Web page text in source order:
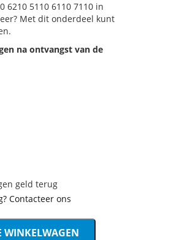
6210 5110 6110 7110 in
Met dit onderdeel kunt
na ontvangst van de
geld terug
Contacteer ons
WINKELWAGEN